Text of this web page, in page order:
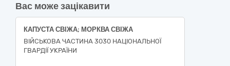
Вас може зацікавити
КАПУСТА СВІЖА; МОРКВА СВІЖА
ВІЙСЬКОВА ЧАСТИНА 3030 НАЦІОНАЛЬНОЇ
ГВАРДІЇ УКРАЇНИ